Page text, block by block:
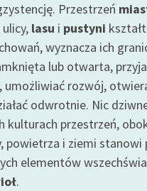
do
i
Przestrzeń
ulicy, lasu i pustyni
wyznacza ich
lub otwarta,
umożliwiać rozwój,
odwrotnie. Nic
kulturach przestrzeń,
powietrza i ziemi stanowi
elementów
.